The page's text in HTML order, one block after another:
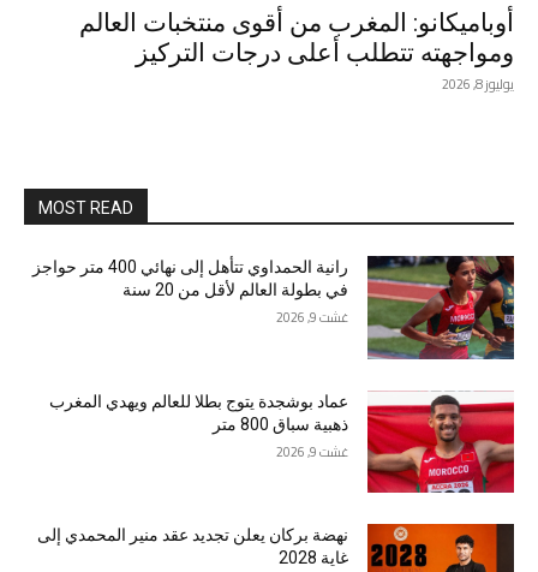
أوباميكانو: المغرب من أقوى منتخبات العالم
ومواجهته تتطلب أعلى درجات التركيز
يوليوز 8, 2026
MOST READ
رانية الحمداوي تتأهل إلى نهائي 400 متر حواجز
في بطولة العالم لأقل من 20 سنة
غشت 9, 2026
عماد بوشجدة يتوج بطلا للعالم ويهدي المغرب
ذهبية سباق 800 متر
غشت 9, 2026
نهضة بركان يعلن تجديد عقد منير المحمدي إلى
غاية 2028